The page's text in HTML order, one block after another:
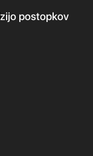
postopkov